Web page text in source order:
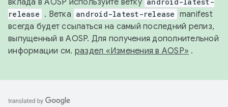
вклада в AOSP используйте ветку
release . Ветка android-latest-release manifest
всегда будет ссылаться на самый последний релиз,
выпущенный в AOSP. Для получения дополнительной
информации см. раздел «Изменения в AOSP» .